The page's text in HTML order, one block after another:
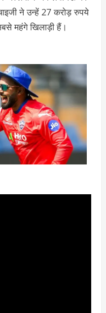
ने उन्हें 27 करोड़ रुपये
महंगे खिलाड़ी हैं।